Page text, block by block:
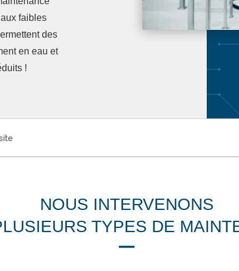
faibles
des
en eau et
!
NOUS INTERVENONS
TYPES DE